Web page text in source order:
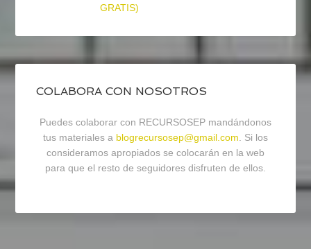
GRATIS)
COLABORA CON NOSOTROS
Puedes colaborar con RECURSOSEP mandándonos
tus materiales a blogrecursosep@gmail.com. Si los
consideramos apropiados se colocarán en la web
para que el resto de seguidores disfruten de ellos.